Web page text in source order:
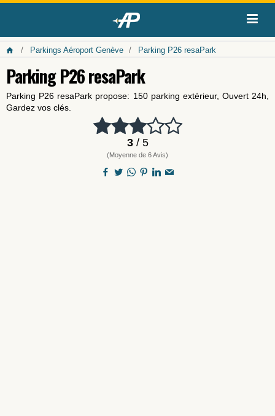
Parkings Aéroport Genève Parking P26 resaPark
Parking P26 resaPark
Parking P26 resaPark propose: 150 parking extérieur, Ouvert 24h,
Gardez vos clés.
3/ 5
(Moyenne de 6 Avis)